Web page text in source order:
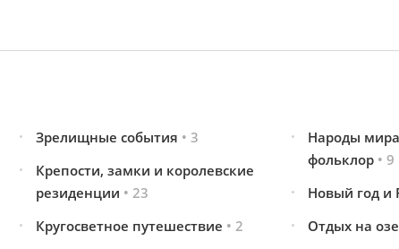
Зрелищные события • 3
Крепости, замки и королевские
резиденции • 23
Кругосветное путешествие • 2
Народы
фольклор • 9
Новый год и
Отдых на